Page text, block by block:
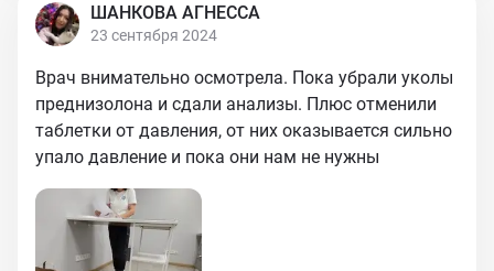
ШАНКОВА АГНЕССА
23 сентября 2024
Врач внимательно осмотрела. Пока убрали уколы
преднизолона и сдали анализы. Плюс отменили
таблетки от давления, от них оказывается сильно
упало давление и пока они нам не нужны